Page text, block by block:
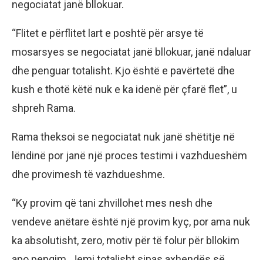
negociatat janë bllokuar.
“Flitet e përflitet lart e poshtë për arsye të
mosarsyes se negociatat janë bllokuar, janë ndaluar
dhe penguar totalisht. Kjo është e pavërtetë dhe
kush e thotë këtë nuk e ka idenë për çfarë flet”, u
shpreh Rama.
Rama theksoi se negociatat nuk janë shëtitje në
lëndinë por janë një proces testimi i vazhdueshëm
dhe provimesh të vazhdueshme.
“Ky provim që tani zhvillohet mes nesh dhe
vendeve anëtare është një provim kyç, por ama nuk
ka absolutisht, zero, motiv për të folur për bllokim